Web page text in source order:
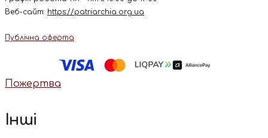
Веб-сайт: https://patriarchia.org.ua
Публічна оферта
Пожертва
Інші